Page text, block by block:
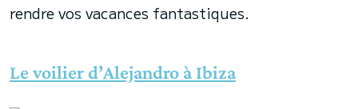
rendre vos vacances fantastiques.
Le voilier d’Alejandro à Ibiza